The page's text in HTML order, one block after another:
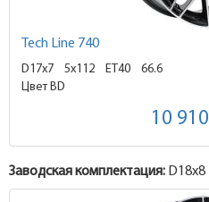
Tech Line 740
D17x7 5x112 ET40
66.6
Цвет BD
10 910
Заводская комплектация: D18x8